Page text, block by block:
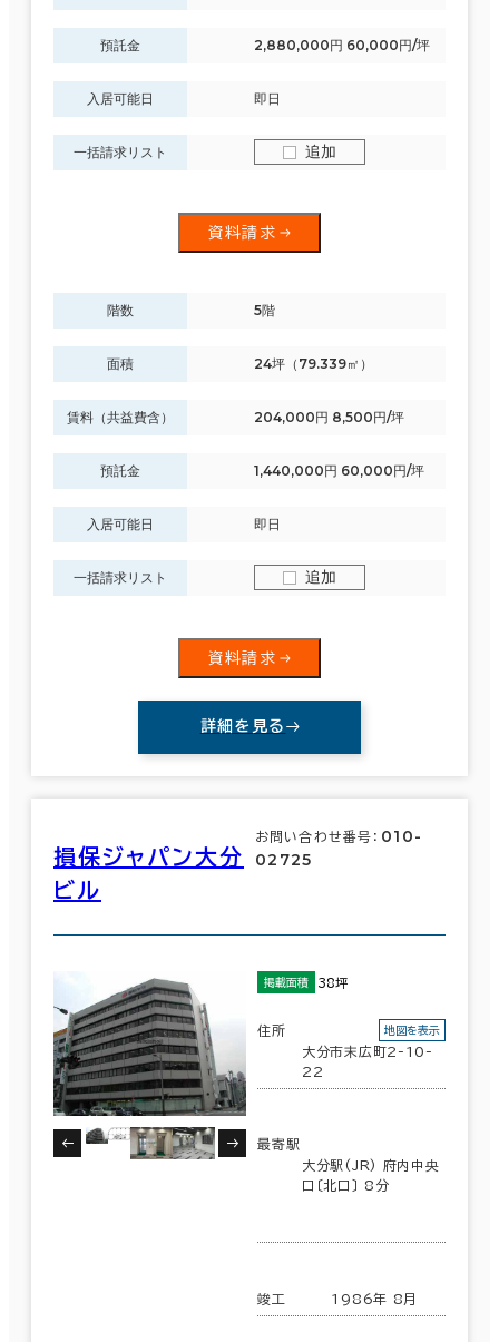
預託金 2,880,000円 60,000円/坪
入居可能日 即日
一括請求リスト 追加
資料請求
階数 5階
面積 24坪（79.339㎡）
賃料（共益費含） 204,000円 8,500円/坪
預託金 1,440,000円 60,000円/坪
入居可能日 即日
一括請求リスト 追加
資料請求
詳細を見る
損保ジャパン大分
ビル
お問い合わせ番号： 010-
02725
掲載面積 38坪
住所
大分市末広町2-10-
22
地図を表示
最寄駅
大分駅(JR) 府内中央
口〔北口〕 8分
竣工 1986年 8月